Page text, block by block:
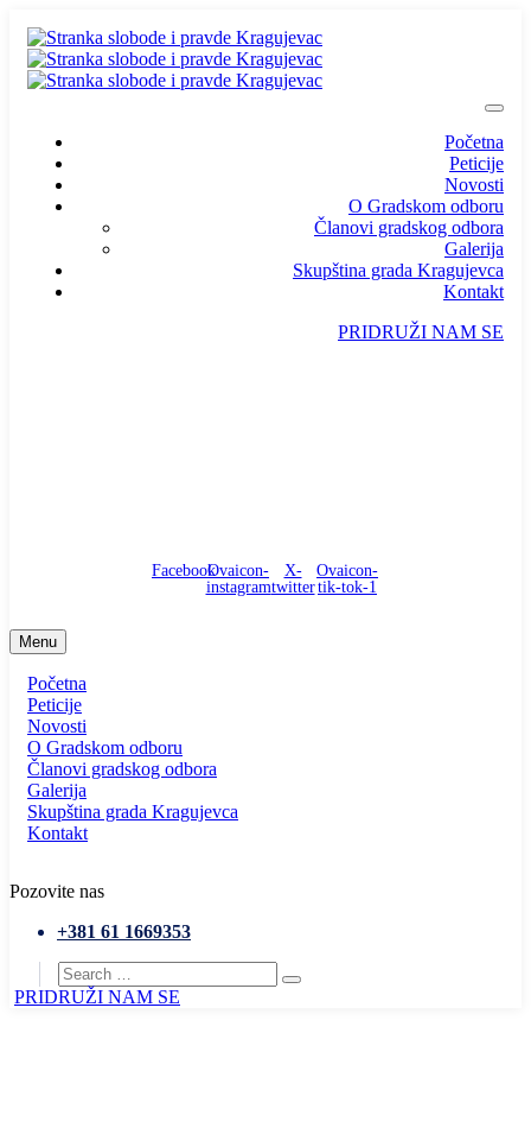
Početna
Peticije
Novosti
O Gradskom odboru
Članovi gradskog odbora
Galerija
Skupština grada Kragujevca
Kontakt
PRIDRUŽI NAM SE
FacebookOvaicon-
instagram
X-
twitter
Ovaicon-
tik-tok-1
Menu
Početna
Peticije
Novosti
O Gradskom odboru
Članovi gradskog odbora
Galerija
Skupština grada Kragujevca
Kontakt
Pozovite nas
+381 61 1669353
PRIDRUŽI NAM SE